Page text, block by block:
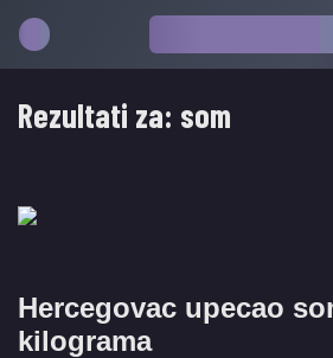
Rezultati za: som
Hercegovac upecao
kilograma